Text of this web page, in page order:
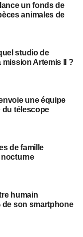
un fonds de
animales de
studio de
mission Artemis II ?
une équipe
du télescope
de famille
humain
de son smartphone